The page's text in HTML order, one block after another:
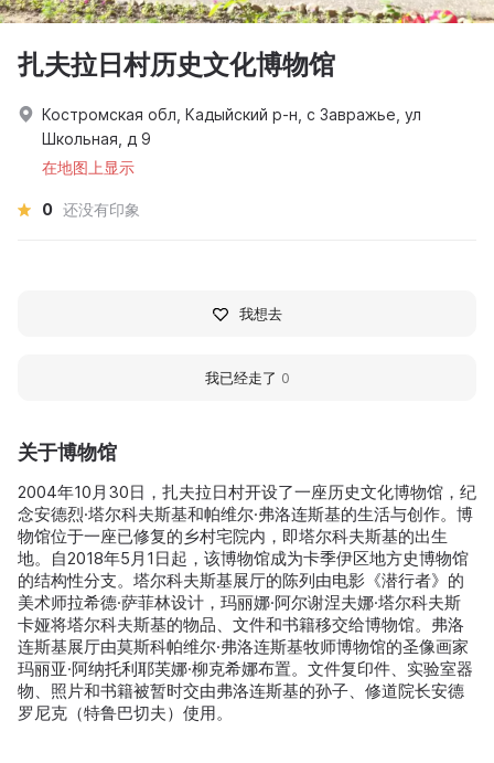
关于博物馆
2004年10月30日，扎夫拉日村开设了一座历史文化博物馆，纪
念安德烈·塔尔科夫斯基和帕维尔·弗洛连斯基的生活与创作。博
物馆位于一座已修复的乡村宅院内，即塔尔科夫斯基的出生
地。自2018年5月1日起，该博物馆成为卡季伊区地方史博物馆
的结构性分支。塔尔科夫斯基展厅的陈列由电影《潜行者》的
美术师拉希德·萨菲林设计，玛丽娜·阿尔谢涅夫娜·塔尔科夫斯
卡娅将塔尔科夫斯基的物品、文件和书籍移交给博物馆。弗洛
连斯基展厅由莫斯科帕维尔·弗洛连斯基牧师博物馆的圣像画家
玛丽亚·阿纳托利耶芙娜·柳克希娜布置。文件复印件、实验室器
物、照片和书籍被暂时交由弗洛连斯基的孙子、修道院长安德
罗尼克（特鲁巴切夫）使用。
扎夫拉日村历史文化博物馆
Костромская обл, Кадыйский р-н, с Завражье, ул
Школьная, д 9
在地图上显示
0 还没有印象
我想去
我已经走了 0